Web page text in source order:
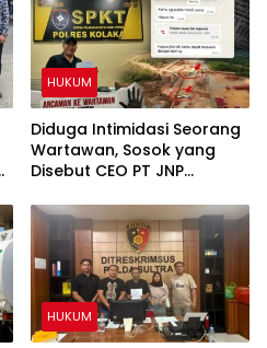
HUKUM
Diduga Intimidasi Seorang
Wartawan, Sosok yang
Disebut CEO PT JNP
Kolaka
HUKUM